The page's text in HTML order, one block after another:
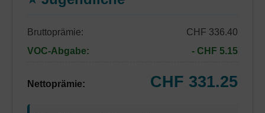
Bruttoprämie:
CHF 336.40
VOC-Abgabe:
- CHF 5.15
Nettoprämie: CHF 331.25